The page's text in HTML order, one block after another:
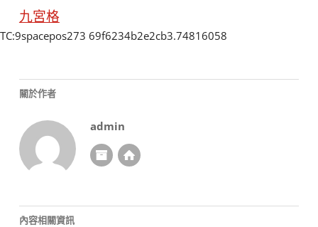
九宮格
TC:9spacepos273 69f6234b2e2cb3.74816058
關於作者
admin
內容相關資訊